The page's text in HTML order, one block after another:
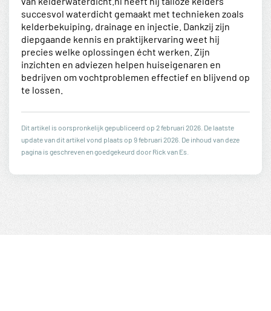
succesvol waterdicht gemaakt met technieken zoals
kelderbekuiping, drainage en injectie. Dankzij zijn
diepgaande kennis en praktijkervaring weet hij
precies welke oplossingen écht werken. Zijn
inzichten en adviezen helpen huiseigenaren en
bedrijven om vochtproblemen effectief en blijvend op
te lossen.
Dit artikel is oorspronkelijk gepubliceerd op 2 februari 2026. De laatste
update van dit artikel vond plaats op 9 februari 2026. De inhoud van deze
pagina is geschreven en goedgekeurd door Rick van Es.